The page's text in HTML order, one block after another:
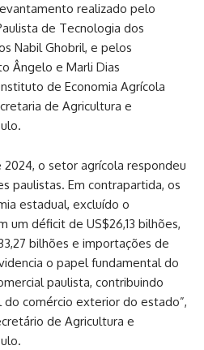
realizado pelo
de Tecnologia dos
Nabil Ghobril, e pelos
Ângelo e Marli Dias
de Economia Agrícola
de Agricultura e
o setor agrícola respondeu
paulistas. Em contrapartida, os
estadual, excluído o
um déficit de US$26,13 bilhões,
bilhões e importações de
o papel fundamental do
paulista, contribuindo
comércio exterior do estado”,
de Agricultura e